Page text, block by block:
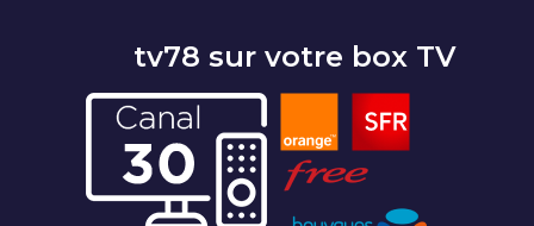
tv78 sur votre box TV